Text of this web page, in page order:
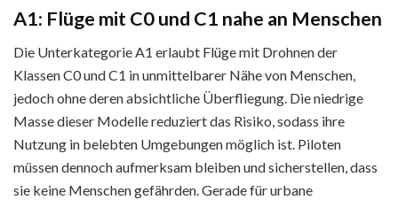
A1: Flüge mit C0 und C1 nahe an Menschen
Die Unterkategorie A1 erlaubt Flüge mit Drohnen der
Klassen C0 und C1 in unmittelbarer Nähe von Menschen,
jedoch ohne deren absichtliche Überfliegung. Die niedrige
Masse dieser Modelle reduziert das Risiko, sodass ihre
Nutzung in belebten Umgebungen möglich ist. Piloten
müssen dennoch aufmerksam bleiben und sicherstellen, dass
sie keine Menschen gefährden. Gerade für urbane